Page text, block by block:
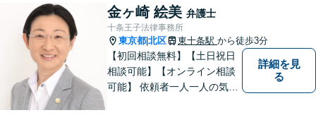
ような内容でもお気軽にご相
談ください。【24時間問い合
わせ受付中】
金ヶ崎 絵美 弁護士
十条王子法律事務所
東京都 北区 東十条駅 から徒歩3分
【初回相談無料】【土日祝日
相談可能】【オンライン相談
可能】 依頼者一人一人の気持
詳細を見
る